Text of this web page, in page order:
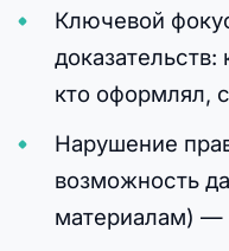
Ключевой
кто оформлял,
Нарушение
возможность
материалам) —